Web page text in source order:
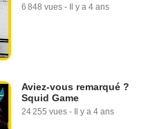
6 848 vues - Il y a 4 ans
Aviez-vous remarqué ?
Squid Game
24 255 vues - Il y a 4 ans